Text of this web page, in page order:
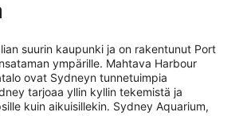
suurin kaupunki ja on rakentunut Port
ympärille. Mahtava Harbour
ovat Sydneyn tunnetuimpia
tarjoaa yllin kyllin tekemistä ja
kuin aikuisillekin. Sydney Aquarium,